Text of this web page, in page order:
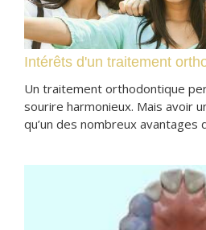
Intérêts d'un traitement
Un traitement orthodontique
sourire harmonieux. Mais avoir
qu’un des nombreux avantages